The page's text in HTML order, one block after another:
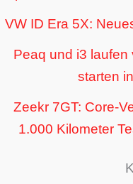
VW ID Era 5X:
Peaq und i3
starten
Zeekr 7GT: Core-
1.000 Kilometer